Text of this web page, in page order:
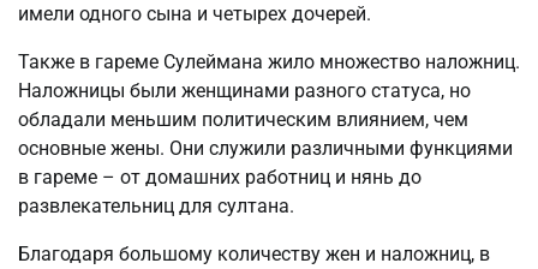
имели одного сына и четырех дочерей.
Также в гареме Сулеймана жило множество наложниц.
Наложницы были женщинами разного статуса, но
обладали меньшим политическим влиянием, чем
основные жены. Они служили различными функциями
в гареме – от домашних работниц и нянь до
развлекательниц для султана.
Благодаря большому количеству жен и наложниц, в